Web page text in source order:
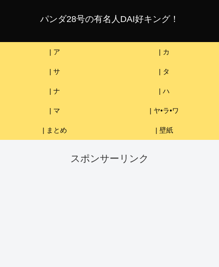
パンダ28号の有名人DAI好キング！
| ア | カ
| サ | タ
| ナ | ハ
| マ | ヤ•ラ•ワ
| まとめ | 壁紙
スポンサーリンク